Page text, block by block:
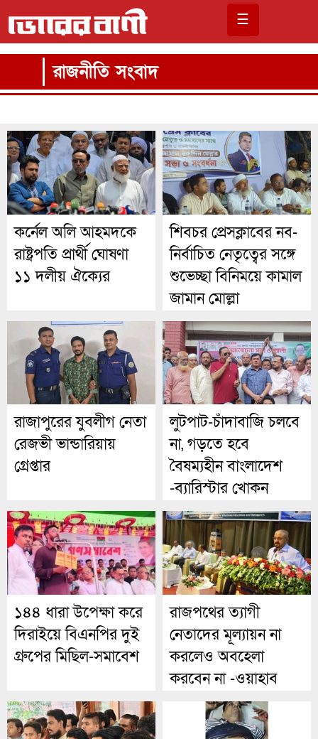
☰
রাজনীতি সংবাদ
কর্নেল অলি আহমদকে
রাষ্ট্রপতি প্রার্থী ঘোষণা
১১ দলীয় ঐক্যের
শিবচর প্রেসক্লাবের নব-
নির্বাচিত নেতৃত্বের সঙ্গে
শুভেচ্ছা বিনিময়ে কামাল
জামান মোল্লা
রাজাপুরের যুবলীগ নেতা
রেজভী ভান্ডারিয়ায়
গ্রেপ্তার
লুটপাট-চাঁদাবাজি চলবে
না, গড়তে হবে
বৈষম্যহীন বাংলাদেশ
-ব্যারিস্টার খোকন
১৪৪ ধারা উপেক্ষা করে
দিরাইয়ে বিএনপির দুই
গ্রুপের মিছিল-সমাবেশ
রাজপথের ত্যাগী
নেতাদের মূল্যায়ন না
করলেও অবহেলা
করবেন না -ওয়াহাব
আকন্দ